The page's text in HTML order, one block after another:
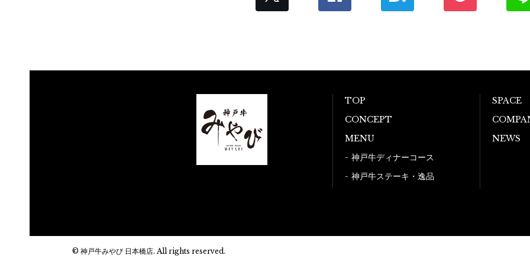
TOP
CONCEPT
MENU
神戸牛ディナーコース
神戸牛ステーキ・逸品
SPACE
NEWS
© 神戸牛みやび 日本橋店. All rights reserved.